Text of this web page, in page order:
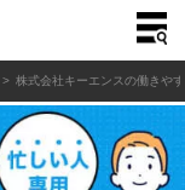
株式会社キーエンスの働きや